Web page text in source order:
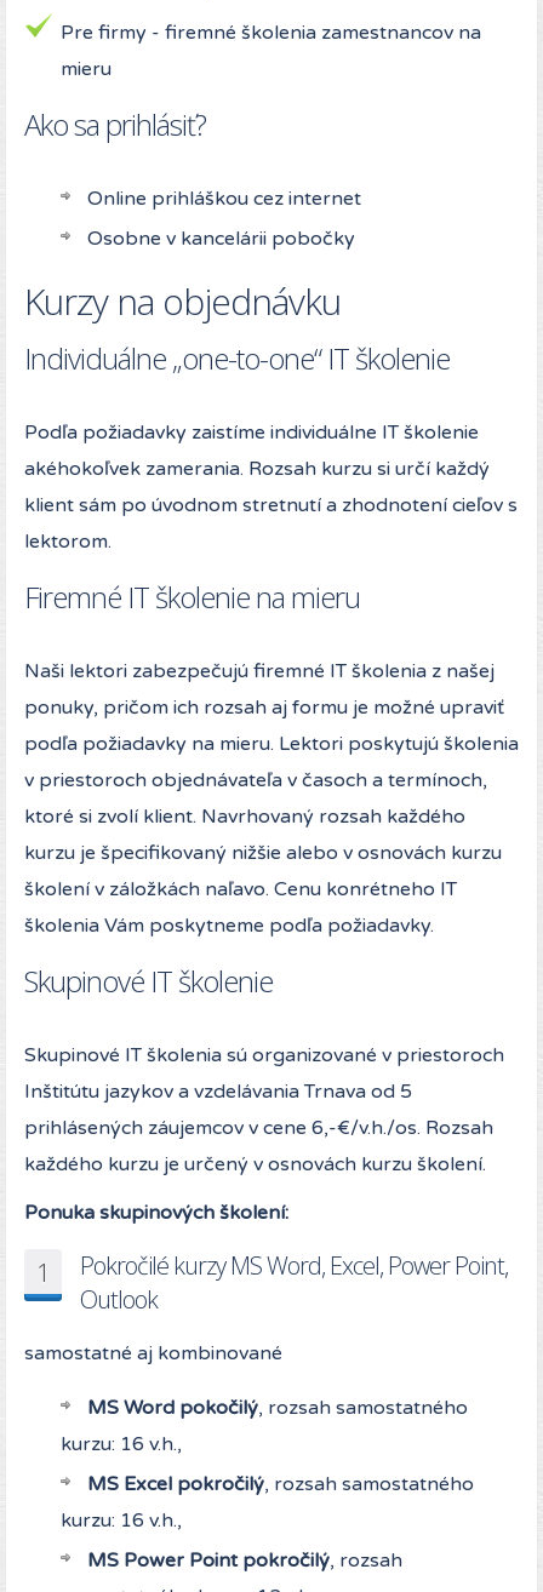
Pre firmy - firemné školenia zamestnancov na
mieru
Ako sa prihlásiť?
Online prihláškou cez internet
Osobne v kancelárii pobočky
Kurzy na objednávku
Individuálne „one-to-one“ IT školenie
Podľa požiadavky zaistíme individuálne IT školenie
akéhokoľvek zamerania. Rozsah kurzu si určí každý
klient sám po úvodnom stretnutí a zhodnotení cieľov s
lektorom.
Firemné IT školenie na mieru
Naši lektori zabezpečujú firemné IT školenia z našej
ponuky, pričom ich rozsah aj formu je možné upraviť
podľa požiadavky na mieru. Lektori poskytujú školenia
v priestoroch objednávateľa v časoch a termínoch,
ktoré si zvolí klient. Navrhovaný rozsah každého
kurzu je špecifikovaný nižšie alebo v osnovách kurzu
školení v záložkách naľavo. Cenu konrétneho IT
školenia Vám poskytneme podľa požiadavky.
Skupinové IT školenie
Skupinové IT školenia sú organizované v priestoroch
Inštitútu jazykov a vzdelávania Trnava od 5
prihlásených záujemcov v cene 6,-€/v.h./os. Rozsah
každého kurzu je určený v osnovách kurzu školení.
Ponuka skupinových školení:
1
Pokročilé kurzy MS Word, Excel, Power Point,
Outlook
samostatné aj kombinované
MS Word pokočilý, rozsah samostatného
kurzu: 16 v.h.,
MS Excel pokročilý, rozsah samostatného
kurzu: 16 v.h.,
MS Power Point pokročilý, rozsah